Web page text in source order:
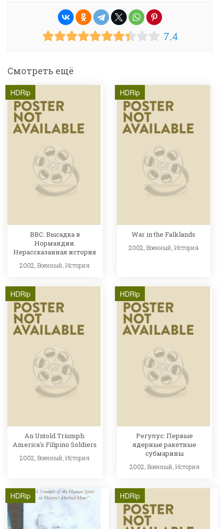
7.4
Смотреть ещё
HDRip
BBC: Высадка в
Нормандии.
Нерассказанная история
2002,Военный ,История
HDRip
War in the Falklands
2002, Военный История
HDRip
An Untold Triumph:
America's Filipino Soldiers
2002,Военный,История
HDRip
Регулус: Первые
ядерные ракетные
субмарины
2002, Военный, История
HDRip HDRip